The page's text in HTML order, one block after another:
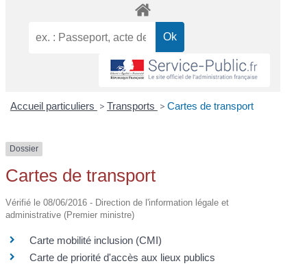
Accueil particuliers > Transports > Cartes de transport
Dossier
Cartes de transport
Vérifié le 08/06/2016 - Direction de l'information légale et
administrative (Premier ministre)
Carte mobilité inclusion (CMI)
Carte de priorité d'accès aux lieux publics